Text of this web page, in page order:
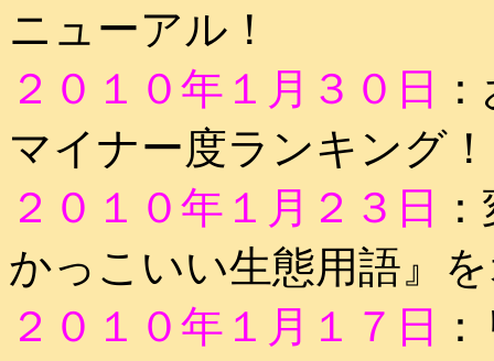
ニューアル！
２０１０年１月３０日
マイナー度ランキング
２０１０年１月２３日
かっこいい生態用語』
２０１０年１月１７日